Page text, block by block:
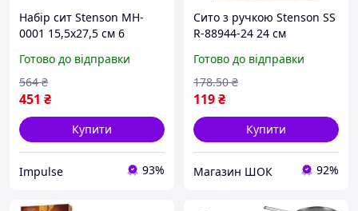
Набір сит Stenson MH-
0001 15,5х27,5 см 6
Готово до відправки
451 ₴
564 ₴
Купити
Impulse 93%
Сито з ручкою Stenson SS
R-88944-24 24 см
Готово до відправки
119₴
178.50 ₴
Купити
Магазин ШОК 92%